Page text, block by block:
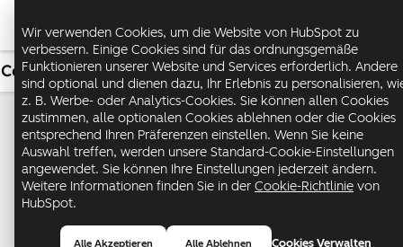
Wir verwenden Cookies, um die Website von HubSpot zu
verbessern. Einige Cookies sind für das ordnungsgemäße
Funktionieren unserer Website und Services erforderlich. Andere
sind optional und dienen dazu, Ihr Erlebnis zu personalisieren,
z. B. Werbe- oder Analytics-Cookies. Sie können allen Cookies
zustimmen, alle optionalen Cookies ablehnen oder die Cookies
entsprechend Ihren Präferenzen einstellen. Wenn Sie keine
Auswahl treffen, werden unsere Standard-Cookie-Einstellungen
angewendet. Sie können Ihre Einstellungen jederzeit ändern.
Weitere Informationen finden Sie in der Cookie-Richtlinie von
HubSpot.
Cookies Verwalten
Alle Akzeptieren Alle Ablehnen
Content USD
Content Hub
Erstellen und verwalten Sie Content für die gesamte Customer
Journey.